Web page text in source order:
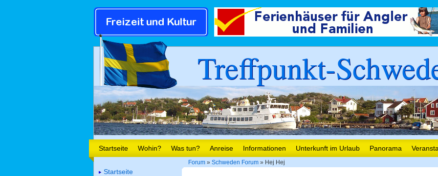
Treffpunkt-
Startseite Wohin? Was tun? Anreise Informationen Unterkunft im Urlaub Panorama
Forum » Schweden Forum » Hej Hej
Startseite